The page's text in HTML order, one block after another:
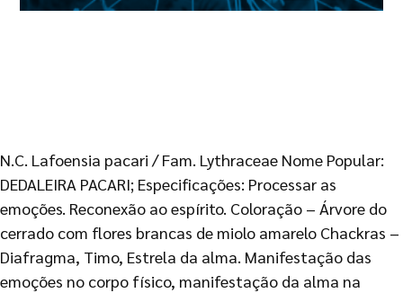
N.C. Lafoensia pacari / Fam. Lythraceae Nome Popular:
DEDALEIRA PACARI; Especificações: Processar as
emoções. Reconexão ao espírito. Coloração – Árvore do
cerrado com flores brancas de miolo amarelo Chackras –
Diafragma, Timo, Estrela da alma. Manifestação das
emoções no corpo físico, manifestação da alma na